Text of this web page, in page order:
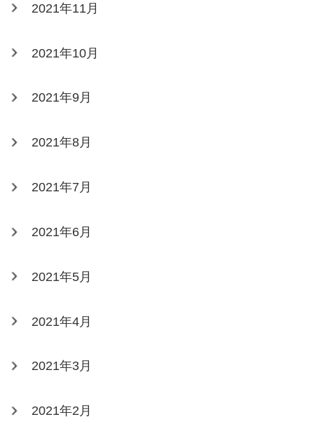
2021年11月
2021年10月
2021年9月
2021年8月
2021年7月
2021年6月
2021年5月
2021年4月
2021年3月
2021年2月